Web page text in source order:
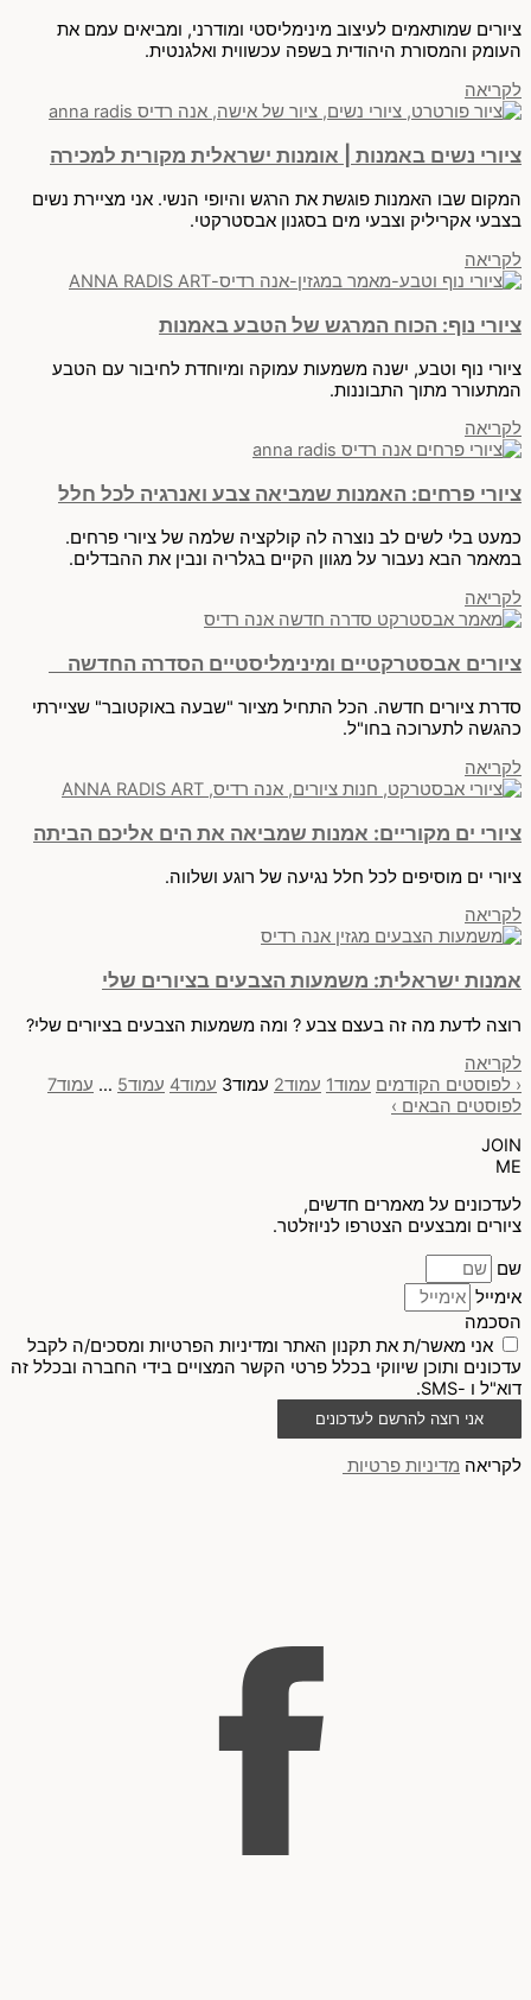
ציורים שמותאמים לעיצוב מינימליסטי ומודרני, ומביאים עמם את
העומק והמסורת היהודית בשפה עכשווית ואלגנטית.
לקריאה
ציורי נשים באמנות | אומנות ישראלית מקורית למכירה
המקום שבו האמנות פוגשת את הרגש והיופי הנשי. אני מציירת נשים
בצבעי אקריליק וצבעי מים בסגנון אבסטרקטי.
לקריאה
ציורי נוף: הכוח המרגש של הטבע באמנות
ציורי נוף וטבע, ישנה משמעות עמוקה ומיוחדת לחיבור עם הטבע
המתעורר מתוך התבוננות.
לקריאה
ציורי פרחים: האמנות שמביאה צבע ואנרגיה לכל חלל
כמעט בלי לשים לב נוצרה לה קולקציה שלמה של ציורי פרחים.
במאמר הבא נעבור על מגוון הקיים בגלריה ונבין את ההבדלים.
לקריאה
ציורים אבסטרקטיים ומינימליסטיים הסדרה החדשה
סדרת ציורים חדשה. הכל התחיל מציור "שבעה באוקטובר" שציירתי
כהגשה לתערוכה בחו"ל.
לקריאה
ציורי ים מקוריים: אמנות שמביאה את הים אליכם הביתה
ציורי ים מוסיפים לכל חלל נגיעה של רוגע ושלווה.
לקריאה
אמנות ישראלית: משמעות הצבעים בציורים שלי
רוצה לדעת מה זה בעצם צבע ? ומה משמעות הצבעים בציורים שלי?
לקריאה
‹ לפוסטים הקודמים עמוד1 עמוד2 עמוד3 עמוד4 עמוד5
… עמוד7
לפוסטים הבאים ›
JOIN
ME
לעדכונים על מאמרים חדשים,
ציורים ומבצעים הצטרפו לניוזלטר.
שם
אימייל
הסכמה
אני מאשר/ת את תקנון האתר ומדיניות הפרטיות ומסכים/ה לקבל
עדכונים ותוכן שיווקי בכלל פרטי הקשר המצויים בידי החברה ובכלל זה
דוא"ל ו -SMS.
אני רוצה להרשם לעדכונים
לקריאה מדיניות פרטיות